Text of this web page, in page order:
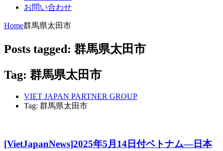
お問い合わせ
Home群馬県太田市
Posts tagged: 群馬県太田市
Tag: 群馬県太田市
VIET JAPAN PARTNER GROUP
Tag: 群馬県太田市
[VietJapanNews]2025年5月14日付ベトナム―日本